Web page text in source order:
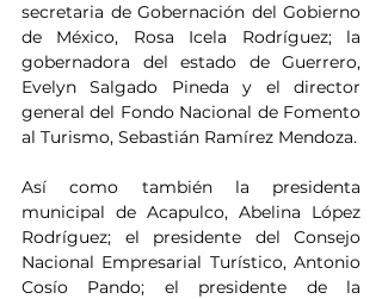
secretaria de Gobernación del Gobierno
de México, Rosa Icela Rodríguez; la
gobernadora del estado de Guerrero,
Evelyn Salgado Pineda y el director
general del Fondo Nacional de Fomento
al Turismo, Sebastián Ramírez Mendoza.
Así como también la presidenta
municipal de Acapulco, Abelina López
Rodríguez; el presidente del Consejo
Nacional Empresarial Turístico, Antonio
Cosío Pando; el presidente de la